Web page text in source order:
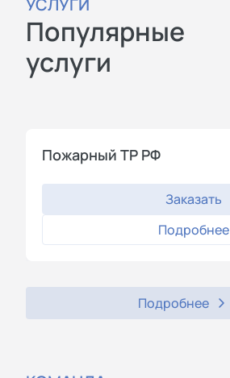
Популярные
услуги
Пожарный ТР РФ
Заказать
Подробнее
Подробнее